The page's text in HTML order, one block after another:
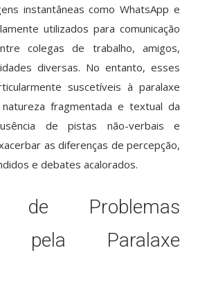
instantâneas como WhatsApp e
utilizados para comunicação
colegas de trabalho, amigos,
diversas. No entanto, esses
suscetíveis à paralaxe
fragmentada e textual da
de pistas não-verbais e
as diferenças de percepção,
e debates acalorados.
de Problemas
pela Paralaxe